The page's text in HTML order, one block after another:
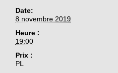
Date:
8 novembre 2019
Heure :
19:00
Prix :
PL